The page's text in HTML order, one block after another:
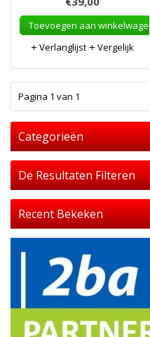
Toevoegen aan winkelwagen
Verlanglijst
Vergelijk
Pagina 1 van 1
Categorieën
De Resultaten Filteren
Recent Bekeken